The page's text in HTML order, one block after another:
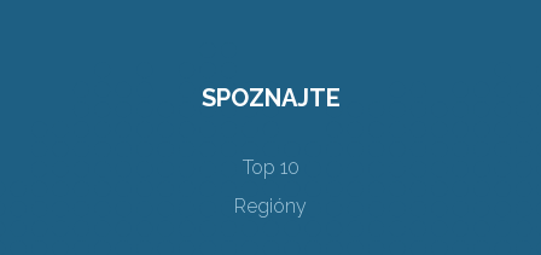
SPOZNAJTE
Top 10
Regióny